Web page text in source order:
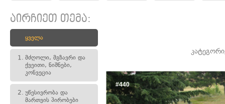
აირჩიეთ თემა:
ყველა
1. მძღოლი, მგზავრი და
ქვეითი, ნიშნები,
კონვეცია
2. უწესივრობა და
მართვის პირობები
#440